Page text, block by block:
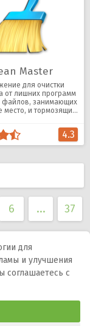
Master
для очистки
от лишних программ
файлов, занимающих
место, и тормозящих
4.3
6 ... 37
связь
ТВ на Андроид.
для
и улучшения
соглашаетесь с